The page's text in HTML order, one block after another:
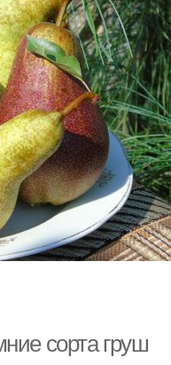
груша
сорта груш